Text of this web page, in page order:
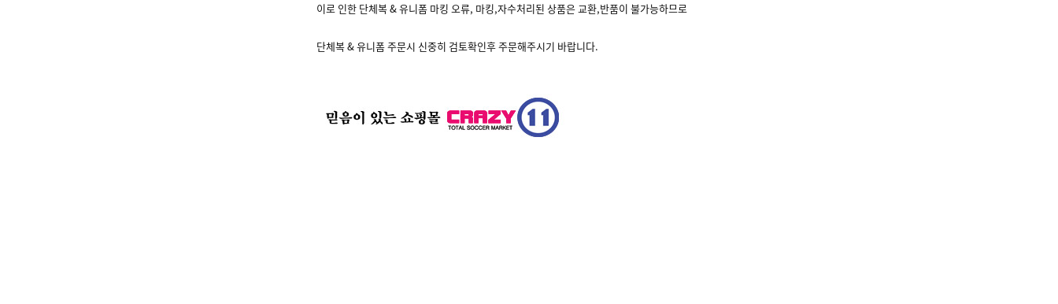
이로 인한 단체복 & 유니폼 마킹 오류, 마킹,자수처리된 상품은 교환,반품이 불가능하므로
단체복 & 유니폼 주문시 신중히 검토확인후 주문해주시기 바랍니다.